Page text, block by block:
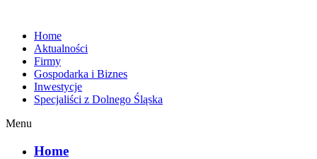
Home
Aktualności
Firmy
Gospodarka i Biznes
Inwestycje
Specjaliści z Dolnego Śląska
Menu
Home